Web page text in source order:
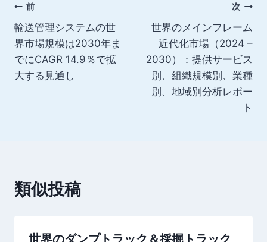
投
稿
ナ
ビ
ョ
前
輸送管理システムの世
界市場規模は2030年ま
でにCAGR 14.9％で拡
大する見通し
次
世界のメインフレーム
近代化市場（2024 –
2030）：提供サービス
別、組織規模別、業種
別、地域別分析レポー
ト
類似投稿
世界のダンプトラック＆採掘トラック